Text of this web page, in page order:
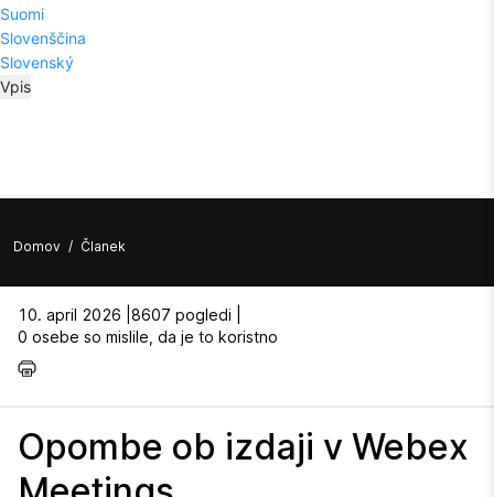
Suomi
Slovenščina
Slovenský
Vpis
Domov / Članek
10. april 2026 | 8607 pogledi |
0 osebe so mislile, da je to koristno
Opombe ob izdaji v Webex